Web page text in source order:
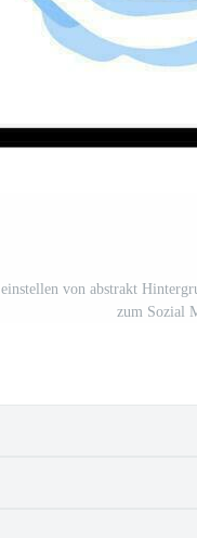
einstellen von abstrakt
zum Sozial